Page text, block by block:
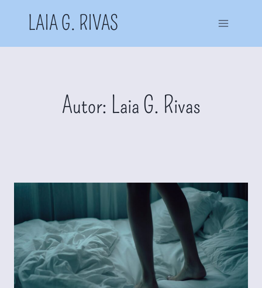
contenido
LAIA G. RIVAS
Autor: Laia G. Rivas